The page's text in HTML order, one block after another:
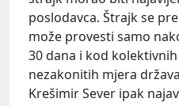
poslodavca. Štrajk se
može provesti samo
30 dana i kod
nezakonitih mjera
Krešimir Sever ipak